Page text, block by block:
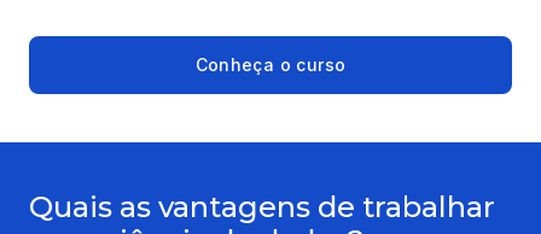
Conheça o curso
Quais as vantagens de trabalhar